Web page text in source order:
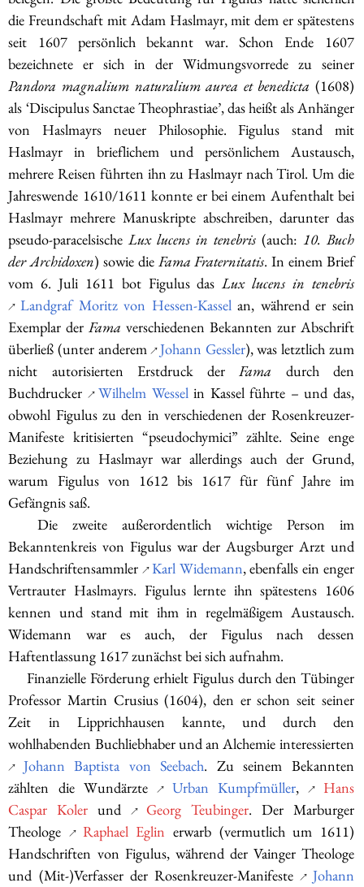
die Freundschaft mit Adam Haslmayr, mit dem er spätestens
seit 1607 persönlich bekannt war. Schon Ende 1607
bezeichnete er sich in der Widmungsvorrede zu seiner
Pandora magnalium naturalium aurea et benedicta (1608)
als ‘Discipulus Sanctae Theophrastiae’, das heißt als Anhänger
von Haslmayrs neuer Philosophie. Figulus stand mit
Haslmayr in brieflichem und persönlichem Austausch,
mehrere Reisen führten ihn zu Haslmayr nach Tirol. Um die
Jahreswende 1610/1611 konnte er bei einem Aufenthalt bei
Haslmayr mehrere Manuskripte abschreiben, darunter das
pseudo-paracelsischeLux lucens in tenebris (auch: 10. Buch
der Archidoxen) sowie die Fama Fraternitatis. In einem Brief
vom 6. Juli 1611 bot Figulus dasLux lucens in tenebris
↗ Landgraf Moritz von Hessen-Kasselan, während er sein
Exemplar derFama verschiedenen Bekannten zur Abschrift
überließ (unter anderem↗Johann Gessler), was letztlich zum
nicht autorisierten Erstdruck derFama durch den
Buchdrucker
↗Wilhelm Wesselin Kassel führte – und das,
obwohl Figulus zu den in verschiedenen der Rosenkreuzer-
Manifeste kritisierten “pseudochymici” zählte. Seine enge
Beziehung zu Haslmayr war allerdings auch der Grund,
warum Figulus von 1612 bis 1617 für fünf Jahre im
Gefängnis saß.
Die zweite außerordentlich wichtige Person im
Bekanntenkreis von Figulus war der Augsburger Arzt und
Handschriftensammler ↗ Karl Widemann, ebenfalls ein enger
Vertrauter Haslmayrs. Figulus lernte ihn spätestens 1606
kennen und stand mit ihm in regelmäßigem Austausch.
Widemann war es auch, der Figulus nach dessen
Haftentlassung 1617 zunächst bei sich aufnahm.
Finanzielle Förderung erhielt Figulus durch den Tübinger
Professor Martin Crusius (1604), den er schon seit seiner
Zeit in Lipprichhausen kannte, und durch den
wohlhabenden Buchliebhaber und an Alchemie interessierten
↗ Johann Baptista von Seebach. Zu seinem Bekannten
zählten die Wundärzte↗ Urban Kumpfmüller,↗ Hans
Caspar Koler und ↗Georg Teubinger. Der Marburger
Theologe ↗ Raphael Eglin erwarb (vermutlich um 1611)
Handschriften von Figulus, während der Vainger Theologe
und (Mit-)Verfasser der Rosenkreuzer-Manifeste↗ Johann